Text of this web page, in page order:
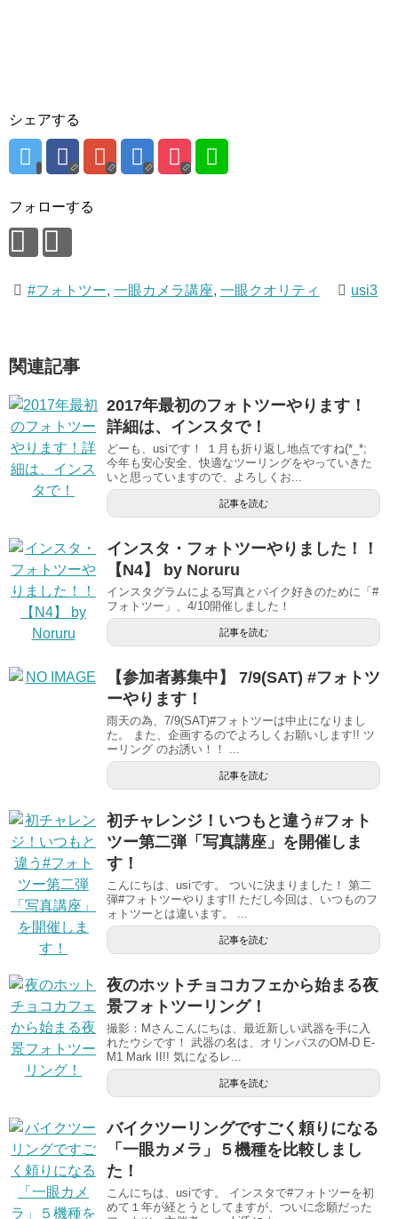
シェアする
フォローする
#フォトツー, 一眼カメラ講座, 一眼クオリティ usi3
関連記事
2017年最初のフォトツーやります！
詳細は、インスタで！
どーも、usiです！ １月も折り返し地点ですね(*_*;
今年も安心安全、快適なツーリングをやっていきた
いと思っていますので、よろしくお...
記事を読む
インスタ・フォトツーやりました！！
【N4】 by Noruru
インスタグラムによる写真とバイク好きのために「#
フォトツー」、4/10開催しました！
記事を読む
【参加者募集中】 7/9(SAT) #フォトツ
ーやります！
雨天の為、7/9(SAT)#フォトツーは中止になりまし
た。 また、企画するのでよろしくお願いします!! ツ
ーリング のお誘い！！ ...
記事を読む
初チャレンジ！いつもと違う#フォト
ツー第二弾「写真講座」を開催しま
す！
こんにちは、usiです。 ついに決まりました！ 第二
弾#フォトツーやります!! ただし今回は、いつものフ
ォトツーとは違います。 ...
記事を読む
夜のホットチョコカフェから始まる夜
景フォトツーリング！
撮影：Mさんこんにちは、最近新しい武器を手に入
れたウシです！ 武器の名は、オリンパスのOM-D E-
M1 Mark II!! 気になるレ...
記事を読む
バイクツーリングですごく頼りになる
「一眼カメラ」５機種を比較しまし
た！
こんにちは、usiです。 インスタで#フォトツーを初
めて１年が経とうとしてますが、ついに念願だった